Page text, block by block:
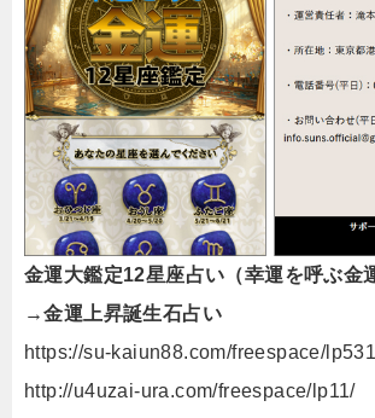
金運大鑑定12星座占い（幸運を呼ぶ金
→金運上昇誕生石占い
https://su-kaiun88.com/freespace/
http://u4uzai-ura.com/freespace/lp11/